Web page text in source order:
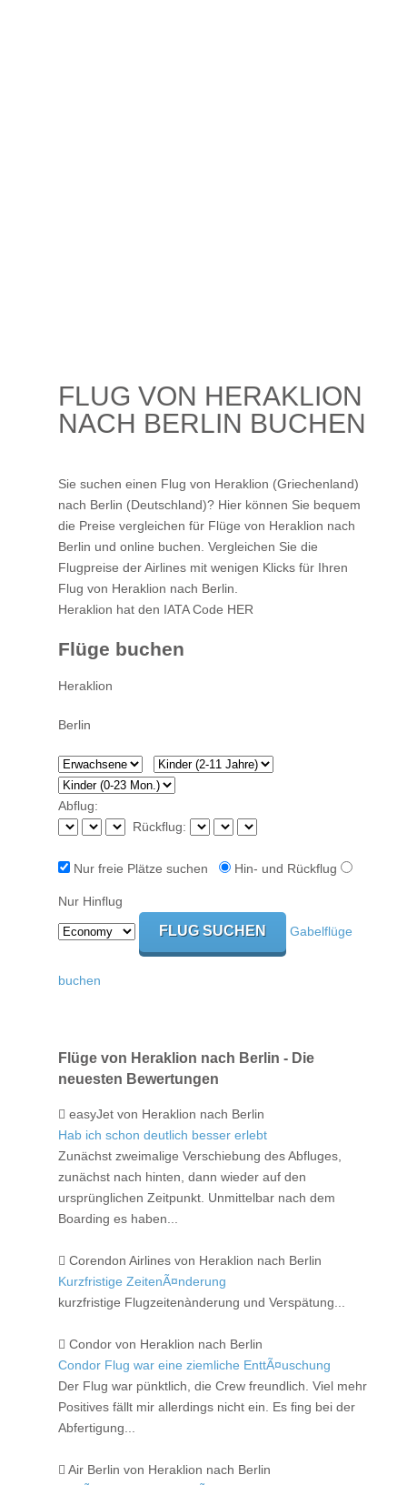
FLUG VON HERAKLION
NACH BERLIN BUCHEN
Sie suchen einen Flug von Heraklion (Griechenland)
nach Berlin (Deutschland)? Hier können Sie bequem
die Preise vergleichen für Flüge von Heraklion nach
Berlin und online buchen. Vergleichen Sie die
Flugpreise der Airlines mit wenigen Klicks für Ihren
Flug von Heraklion nach Berlin.
Heraklion hat den IATA Code HER
Flüge buchen
Abflug:
Rückflug:
Nur freie Plätze suchen Hin- und Rückflug
Nur Hinflug
Gabelflüge
buchen
Flüge von Heraklion nach Berlin - Die
neuesten Bewertungen
easyJet von Heraklion nach Berlin
Hab ich schon deutlich besser erlebt
Zunächst zweimalige Verschiebung des Abfluges,
zunächst nach hinten, dann wieder auf den
ursprünglichen Zeitpunkt. Unmittelbar nach dem
Boarding es haben...
Corendon Airlines von Heraklion nach Berlin
Kurzfristige ZeitenÃ¤nderung
kurzfristige Flugzeitenànderung und Verspätung...
Condor von Heraklion nach Berlin
Condor Flug war eine ziemliche EnttÃ¤uschung
Der Flug war pünktlich, die Crew freundlich. Viel mehr
Positives fällt mir allerdings nicht ein. Es fing bei der
Abfertigung...
Air Berlin von Heraklion nach Berlin